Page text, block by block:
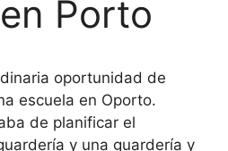
Porto
oportunidad de
escuela en Oporto.
de planificar el
y una guardería y